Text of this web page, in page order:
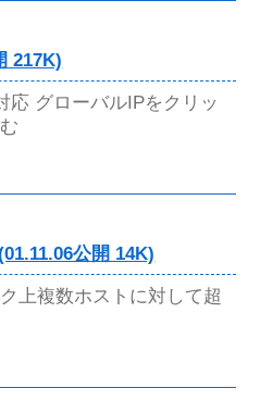
217K)
応 グローバルIPをクリッ
公開 14K)
上複数ホストに対して超